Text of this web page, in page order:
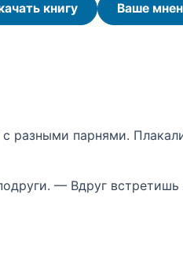
книгу Ваше
разными парнями.
— Вдруг встретишь